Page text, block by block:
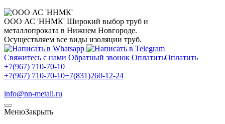
ООО АС 'ННМК' Широкий выбор труб и
металлопроката в Нижнем Новгороде.
Осуществляем все виды изоляции труб.
Свяжитесь с нами Обратный звонок ОплатитьОплатить
+7(967) 710-70-10
+7(967) 710-70-10+7(831)260-12-24
info@nn-metall.ru
МенюЗакрыть